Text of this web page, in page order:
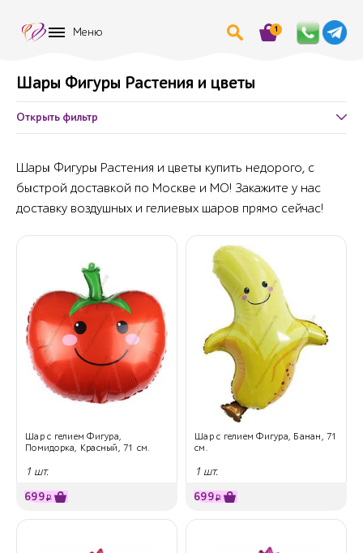
Меню 1
Шары Фигуры Растения и цветы
Открыть фильтр
Шары Фигуры Растения и цветы купить недорого, с
быстрой доставкой по Москве и МО! Закажите у нас
доставку воздушных и гелиевых шаров прямо сейчас!
Шар с гелием Фигура,
Помидорка, Красный, 71 см.
1 шт.
699₽
Шар с гелием Фигура, Банан, 71
см.
1 шт.
699₽